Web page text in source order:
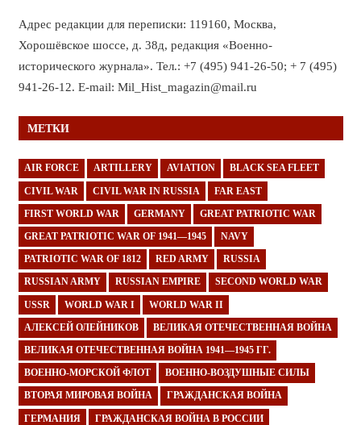
Адрес редакции для переписки: 119160, Москва,
Хорошёвское шоссе, д. 38д, редакция «Военно-
исторического журнала». Тел.: +7 (495) 941-26-50; + 7 (495)
941-26-12. E-mail: Mil_Hist_magazin@mail.ru
МЕТКИ
AIR FORCE ARTILLERY AVIATION BLACK SEA FLEET
CIVIL WAR CIVIL WAR IN RUSSIA FAR EAST
FIRST WORLD WAR GERMANY GREAT PATRIOTIC WAR
GREAT PATRIOTIC WAR OF 1941—1945 NAVY
PATRIOTIC WAR OF 1812 RED ARMY RUSSIA
RUSSIAN ARMY RUSSIAN EMPIRE SECOND WORLD WAR
USSR WORLD WAR I WORLD WAR II
АЛЕКСЕЙ ОЛЕЙНИКОВ ВЕЛИКАЯ ОТЕЧЕСТВЕННАЯ ВОЙНА
ВЕЛИКАЯ ОТЕЧЕСТВЕННАЯ ВОЙНА 1941—1945 ГГ.
ВОЕННО-МОРСКОЙ ФЛОТ ВОЕННО-ВОЗДУШНЫЕ СИЛЫ
ВТОРАЯ МИРОВАЯ ВОЙНА ГРАЖДАНСКАЯ ВОЙНА
ГЕРМАНИЯ ГРАЖДАНСКАЯ ВОЙНА В РОССИИ